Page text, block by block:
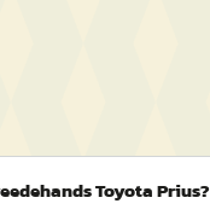
Toyota Prius?